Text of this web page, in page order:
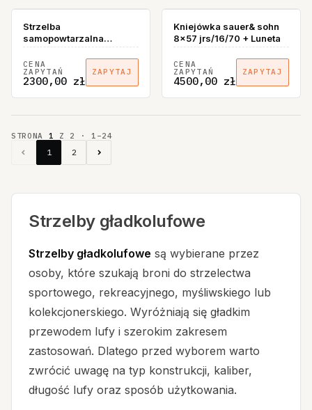
Strzelba
samopowtarzalna
REXIMEX RS 212 FDE
12Ga 76 cm
CENA
ZAPYTAŃ
2300,00 zł
ZAPYTAJ
Kniejówka sauer& sohn
8x57 jrs/16/70 + Luneta
CENA
ZAPYTAŃ
4500,00 zł
ZAPYTAJ
STRONA 1 Z 2 · 1 –24
1 2
Strzelby gładkolufowe
Strzelby gładkolufowe są wybierane przez
osoby, które szukają broni do strzelectwa
sportowego, rekreacyjnego, myśliwskiego lub
kolekcjonerskiego. Wyróżniają się gładkim
przewodem lufy i szerokim zakresem
zastosowań. Dlatego przed wyborem warto
zwrócić uwagę na typ konstrukcji, kaliber,
długość lufy oraz sposób użytkowania.